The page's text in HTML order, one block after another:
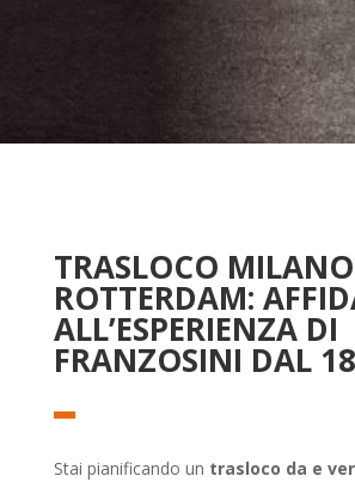
TRASLOCO MILANO
ROTTERDAM:
ALL’ESPERIENZA DI
FRANZOSINI DAL
Stai pianificando un trasloco da e